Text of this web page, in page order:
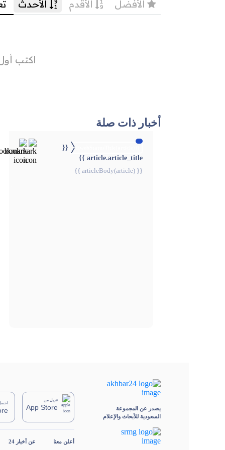
أخبار ذات صلة
{{
article.article_title }}
{{ articleBody(article) }}
يصدر عن المجموعة
السعودية للأبحاث والإعلام
تنزيل من
App Store
أعلن معنا عن أخبار 24